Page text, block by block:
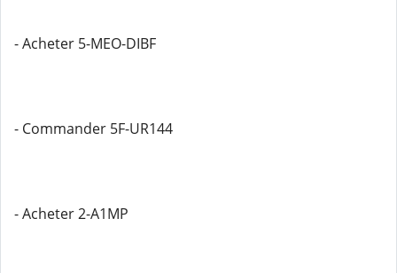
- Acheter 5-MEO-DIBF
- Commander 5F-UR144
- Acheter 2-A1MP